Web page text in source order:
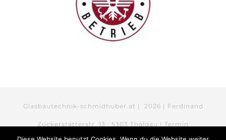
Glasbautechnik-schmidhuber.at | 2026 | Ferdinand
Zuckerstätterstr. 13 . 5303 Thalgau | Termin